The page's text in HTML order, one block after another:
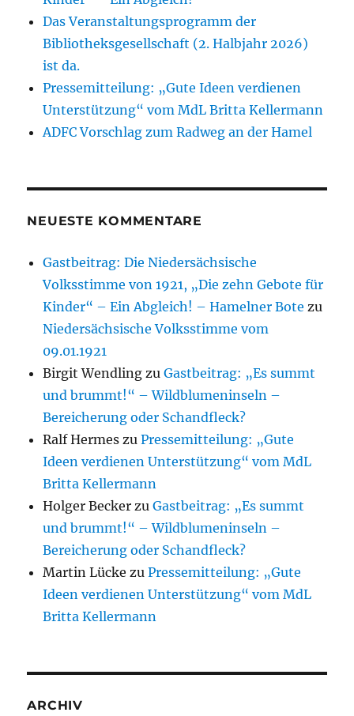
Das Veranstaltungsprogramm der
Bibliotheksgesellschaft (2. Halbjahr 2026)
ist da.
Pressemitteilung: „Gute Ideen verdienen
Unterstützung“ vom MdL Britta Kellermann
ADFC Vorschlag zum Radweg an der Hamel
NEUESTE KOMMENTARE
Gastbeitrag: Die Niedersächsische
Volksstimme von 1921, „Die zehn Gebote für
Kinder“ – Ein Abgleich! – Hamelner Bote zu
Niedersächsische Volksstimme vom
09.01.1921
Birgit Wendling zuGastbeitrag: „Es summt
und brummt!“ – Wildblumeninseln –
Bereicherung oder Schandfleck?
Ralf Hermes zuPressemitteilung: „Gute
Ideen verdienen Unterstützung“ vom MdL
Britta Kellermann
Holger Becker zuGastbeitrag: „Es summt
und brummt!“ – Wildblumeninseln –
Bereicherung oder Schandfleck?
Martin Lücke zuPressemitteilung: „Gute
Ideen verdienen Unterstützung“ vom MdL
Britta Kellermann
ARCHIV